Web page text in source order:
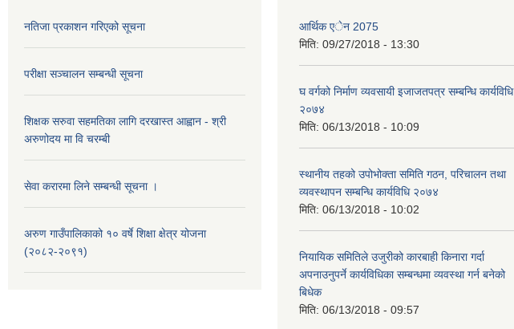
नतिजा प्रकाशन गरिएको सूचना
परीक्षा सञ्चालन सम्बन्धी सूचना
शिक्षक सरुवा सहमतिका लागि दरखास्त आह्वान - श्री
अरुणोदय मा वि चरम्बी
सेवा करारमा लिने सम्बन्धी सूचना ।
अरुण गाउँपालिकाको १० वर्षे शिक्षा क्षेत्र योजना
(२०८२-२०९१)
आर्थिक एेन 2075
मिति: 09/27/2018 - 13:30
घ वर्गको निर्माण व्यवसायी इजाजतपत्र सम्बन्धि कार्यविधि
२०७४
मिति: 06/13/2018 - 10:09
स्थानीय तहको उपोभोक्ता समिति गठन, परिचालन तथा
व्यवस्थापन सम्बन्धि कार्यविधि २०७४
मिति: 06/13/2018 - 10:02
नियायिक समितिले उजुरीको कारबाही किनारा गर्दा
अपनाउनुपर्ने कार्यविधिका सम्बन्धमा व्यवस्था गर्न बनेको
बिधेक
मिति: 06/13/2018 - 09:57